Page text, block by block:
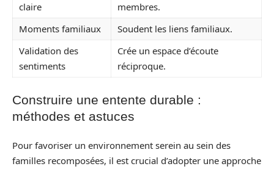
claire
membres.
Moments familiaux
Soudent les liens familiaux.
Validation des
sentiments
Crée un espace d’écoute
réciproque.
Construire une entente durable :
méthodes et astuces
Pour favoriser un environnement serein au sein des
familles recomposées, il est crucial d’adopter une approche